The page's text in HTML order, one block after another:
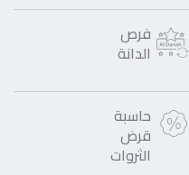
فرص
الدانة
حاسبة
قرض
الثروات